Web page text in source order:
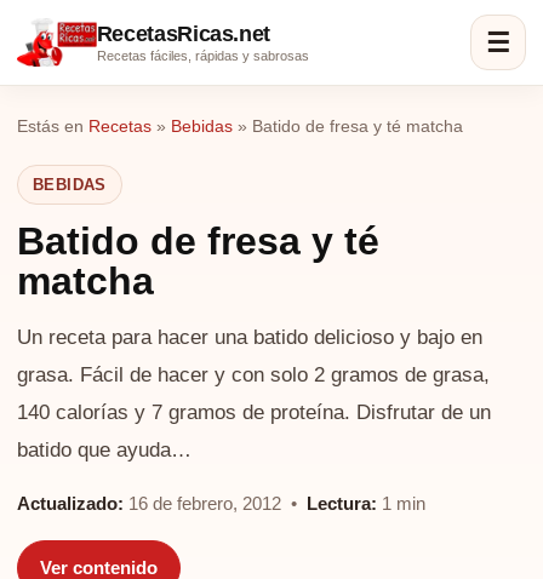
RecetasRicas.net
Recetas fáciles, rápidas y sabrosas ☰
Estás en Recetas » Bebidas » Batido de fresa y té matcha
BEBIDAS
Batido de fresa y té
matcha
Un receta para hacer una batido delicioso y bajo en
grasa. Fácil de hacer y con solo 2 gramos de grasa,
140 calorías y 7 gramos de proteína. Disfrutar de un
batido que ayuda…
Actualizado: 16 de febrero, 2012 • Lectura: 1 min
Ver contenido